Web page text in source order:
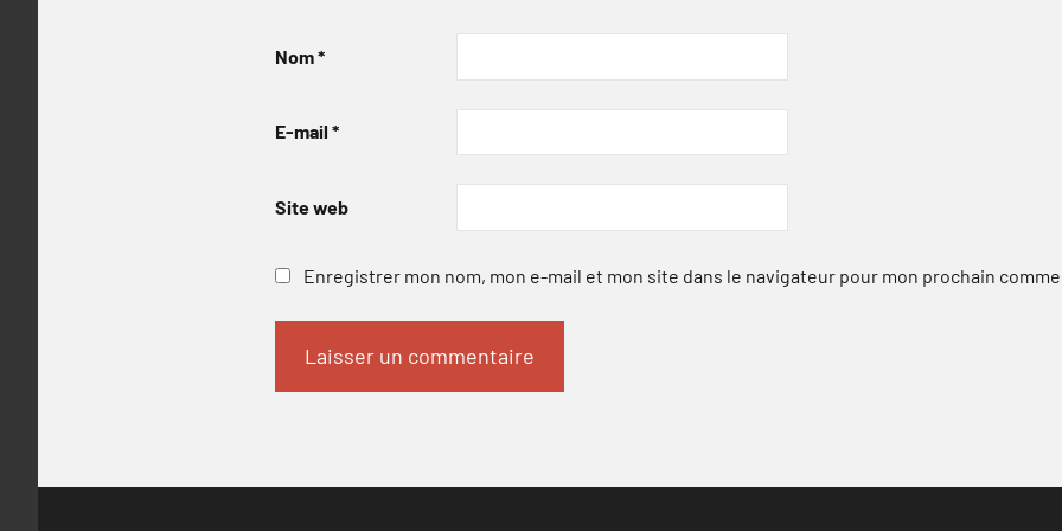
Nom*
E-mail *
Site web
Enregistrer mon nom, mon e-mail et mon site dans le navigateur pour mon prochain